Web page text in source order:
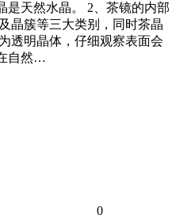
是天然水晶。 2、茶镜的内部
晶簇等三大类别，同时茶晶
透明晶体，仔细观察表面会
自然…
0